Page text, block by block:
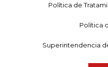
Política de
Política
Superintendencia